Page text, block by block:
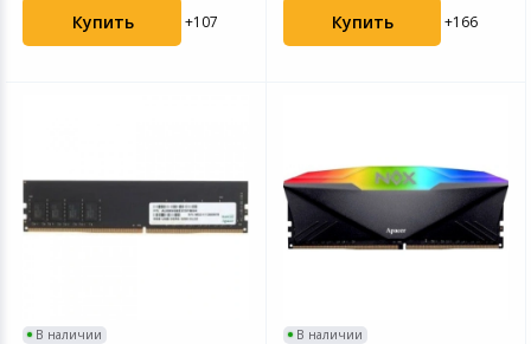
Купить +107 Купить +166
В наличии
В наличии